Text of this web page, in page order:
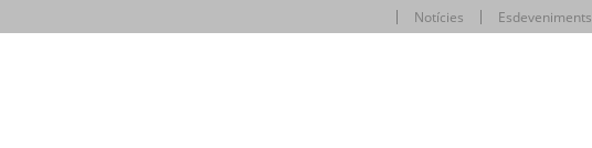
Notícies Esdeveniments